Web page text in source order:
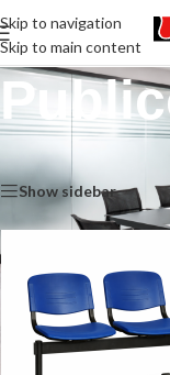
Skip to navigation
Skip to main content
Publico -
Show sidebar